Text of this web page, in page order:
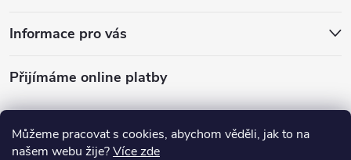
Můžeme pracovat s cookies, abychom věděli, jak to na
našem webu žije?Více zde
Informace pro vás
Přijímáme online platby